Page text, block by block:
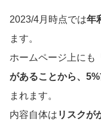
2023/4月時点では年
ます。
ホームページ上にも
があることから、
まれます。
内容自体は リスクが